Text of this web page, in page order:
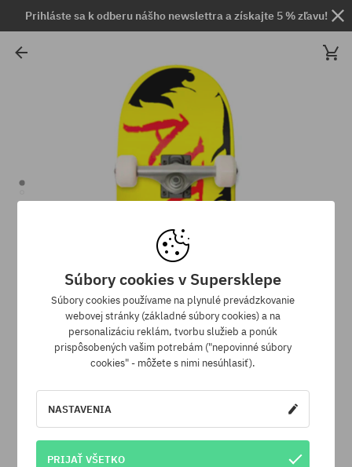
Prihláste sa k odberu nášho newslettra a získajte 5 % zľavu!
Súbory cookies v Supersklepe
Súbory cookies používame na plynulé prevádzkovanie
webovej stránky (základné súbory cookies) a na
personalizáciu reklám, tvorbu služieb a ponúk
prispôsobených vašim potrebám ("nepovinné súbory
cookies" - môžete s nimi nesúhlasiť).
NASTAVENIA
PRIJAŤ VŠETKO